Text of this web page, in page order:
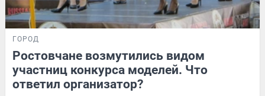
ГОРОД
Ростовчане возмутились видом
участниц конкурса моделей. Что
ответил организатор?